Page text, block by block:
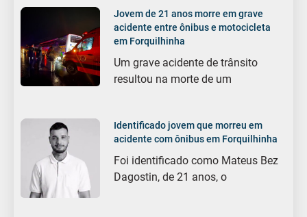
Jovem de 21 anos morre em grave
acidente entre ônibus e motocicleta
em Forquilhinha
Um grave acidente de trânsito
resultou na morte de um
Identificado jovem que morreu em
acidente com ônibus em Forquilhinha
Foi identificado como Mateus Bez
Dagostin, de 21 anos, o